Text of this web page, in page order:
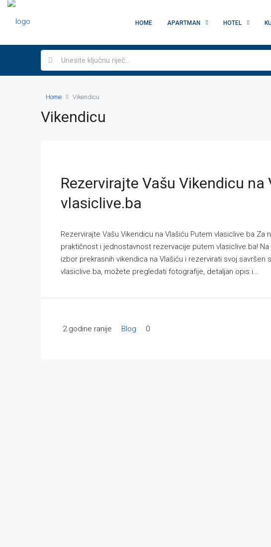
HOME APARTMAN HOTEL
Home Vikendicu
Vikendicu
Rezervirajte Vašu Vikendicu na
vlasiclive.ba
Rezervirajte Vašu Vikendicu na Vlašiću Putem vlasiclive.ba Za
praktičnost i jednostavnost rezervacije putem vlasiclive.ba!
izbor prekrasnih vikendica na Vlašiću i rezervirati svoj savršen
vlasiclive.ba, možete pregledati fotografije, detaljan opis i...
2 godine ranije Blog 0